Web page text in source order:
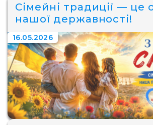
Сімейні традиції — це
нашої державності!
16.05.2026